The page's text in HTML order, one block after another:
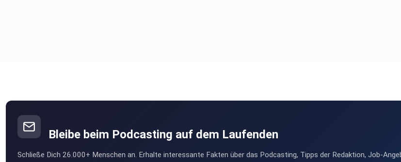
Bleibe beim Podcasting auf dem Laufenden
Schließe Dich 26.000+ Menschen an. Erhalte interessante Fakten über das Podcasting, Tipps der Redaktion, Job-